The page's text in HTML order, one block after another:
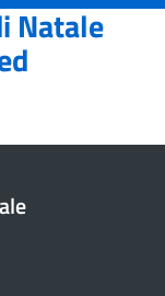
Natale